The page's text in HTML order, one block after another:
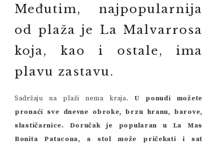
Međutim, najpopularnija
od plaža je La Malvarrosa
koja, kao i ostale, ima
plavu zastavu.
Sadržaju na plaži nema kraja. U ponudi možete
pronaći sve dnevne obroke, brzu hranu, barove,
slastičarnice. Doručak je popularan u La Mas
Bonita Patacona, a stol može pričekati i sat